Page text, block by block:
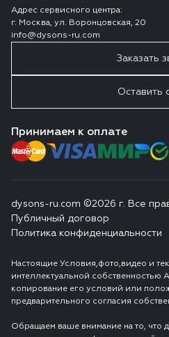
Адрес сервисного центра:
г. Москва, ул. Воронцовская, 20
info@dysons-ru.com
Заказать
Оставить
Принимаем к оплате
dysons-ru.com ©2026 г. Все
Публичный договор
Политика конфиденциальности
Настоящие Условия,фото,видео и
интеллектуальной собственностью
копирование его условий или
предварительного согласия
Обращаем ваше внимание на то, что